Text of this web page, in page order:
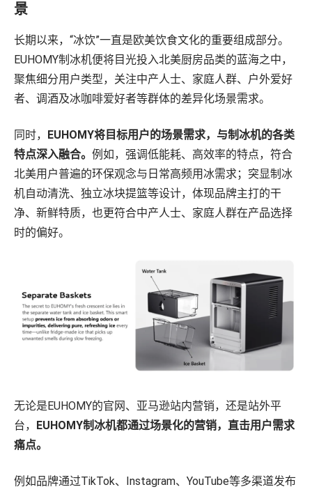
景
长期以来，“冰饮”一直是欧美饮食文化的重要组成部分。
EUHOMY制冰机便将目光投入北美厨房品类的蓝海之中，
聚焦细分用户类型，关注中产人士、家庭人群、户外爱好
者、调酒及冰咖啡爱好者等群体的差异化场景需求。
同时，
EUHOMY将目标用户的场景需求，与制冰机的各类
特点深入融合。 例如，强调低能耗、高效率的特点，符合
北美用户普遍的环保观念与日常高频用冰需求；突显制冰
机自动清洗、独立冰块提篮等设计，体现品牌主打的干
净、新鲜特质，也更符合中产人士、家庭人群在产品选择
时的偏好。
无论是EUHOMY的官网、亚马逊站内营销，还是站外平
台， EUHOMY制冰机都通过场景化的营销，直击用户需求
痛点。
例如品牌通过TikTok、Instagram、YouTube等多渠道发布